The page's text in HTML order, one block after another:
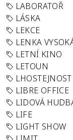
LABORATOŘ
LÁSKA
LEKCE
LENKA
LETNÍ KINO
LETOUN
LHOSTEJNOST
LIBRE OFFICE
LIDOVÁ
LIFE
LIGHT SHOW